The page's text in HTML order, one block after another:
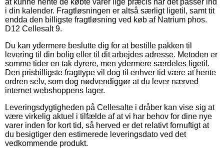
i din kalender. Fragtløsningen er altså særligt ligetil, samt tit
endda den billigste fragtløsning ved køb af Natrium phos.
D12 Cellesalt 9.
Du kan ydermere beslutte dig for at bestille pakken til
levering til din bolig eller til dit arbejdes adresse. Metoden er
somme tider en tak dyrere, men ydermere særdeles ligetil.
Den prisbilligste fragttype vil dog til enhver tid være at hente
ordren selv, som dog nødvendiggør at du lever nærved
internet webshoppens lager.
Leveringsdygtigheden på Cellesalte i dråber kan vise sig at
være virkelig aktuel i tilfælde af at vi har behov for dine nye
varer inden for kort tid, så herved er det relativt fornuftigt at
du besigtiger den estimerede leveringsdato ved det
vedkommende produkt.